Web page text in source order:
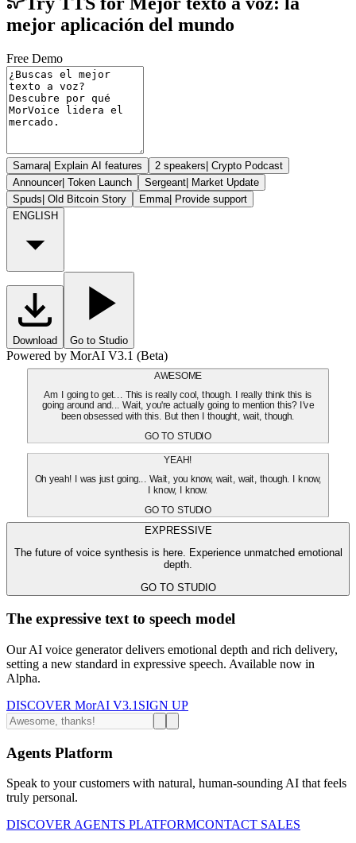
mejor aplicación del mundo
Free Demo
Samara| Explain AI features 2 speakers| Crypto Podcast
Announcer| Token Launch Sergeant| Market Update
Spuds| Old Bitcoin Story Emma| Provide support
ENGLISH
Download Go to Studio
Powered by MorAI V3.1 (Beta)
AWESOME
Am I going to get... This is really cool, though. I really think this is
going around and... Wait, you're actually going to mention this? I've
been obsessed with this. But then I thought, wait, though.
GO TO STUDIO
YEAH!
Oh yeah! I was just going... Wait, you know, wait, wait, though. I know,
I know, I know.
GO TO STUDIO
EXPRESSIVE
The future of voice synthesis is here. Experience unmatched emotional
depth.
GO TO STUDIO
The expressive text to speech model
Our AI voice generator delivers emotional depth and rich delivery,
setting a new standard in expressive speech. Available now in
Alpha.
DISCOVER MorAI V3.1 SIGN UP
Agents Platform
Speak to your customers with natural, human-sounding AI that feels
truly personal.
DISCOVER AGENTS PLATFORMCONTACT SALES